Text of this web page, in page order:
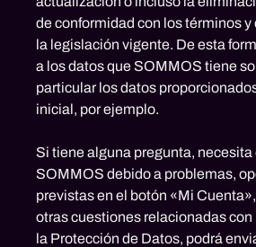
de conformidad con los términos
la legislación vigente. De esta
a los datos que SOMMOS tiene
particular los datos
inicial, por ejemplo.
Si tiene alguna pregunta, necesita
SOMMOS debido a problemas,
previstas en el botón «Mi
otras cuestiones relacionadas
la Protección de Datos, podrá